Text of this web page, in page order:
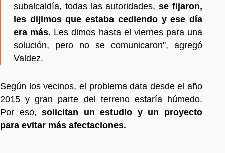
subalcaldía, todas las autoridades, se fijaron,
les dijimos que estaba cediendo y ese día
era más. Les dimos hasta el viernes para una
solución, pero no se comunicaron", agregó
Valdez.
Según los vecinos, el problema data desde el año
2015 y gran parte del terreno estaría húmedo.
Por eso, solicitan un estudio y un proyecto
para evitar más afectaciones.